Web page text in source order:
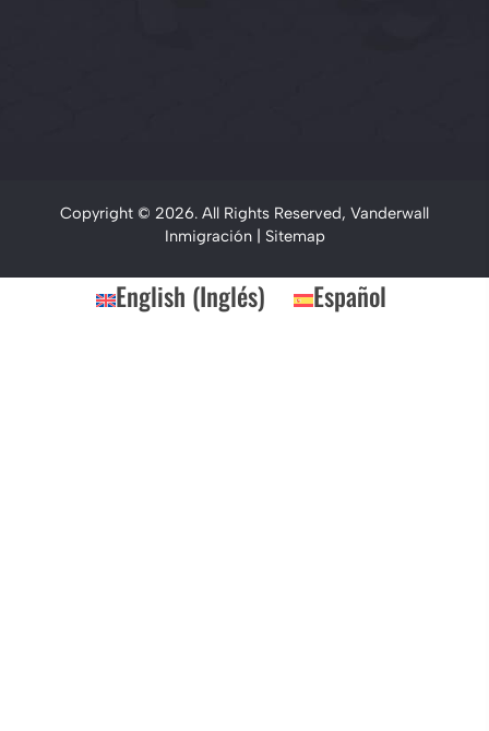
Copyright © 2026. All Rights Reserved, Vanderwall
Inmigración | Sitemap
English (Inglés) Español